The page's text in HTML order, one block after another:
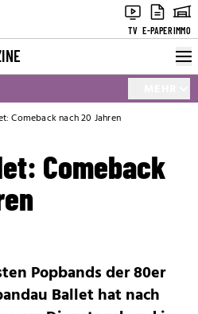
TV E-PAPERIMMO
Comeback nach 20 Jahren
Comeback
Popbands der 80er
Ballet hat nach